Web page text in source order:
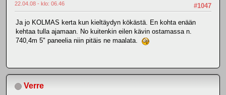
#1047
22.04.08 - klo: 06.46
Ja jo KOLMAS kerta kun kieltäydyn kökästä. En kohta enään
kehtaa tulla ajamaan. No kuitenkin eilen kävin ostamassa n.
740,4m 5" paneelia niin pitäis ne maalata.
Verre